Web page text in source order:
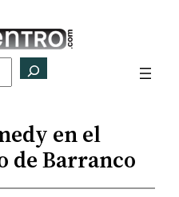
en el
de Barranco